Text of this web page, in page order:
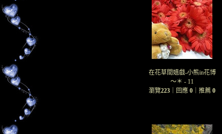
在花草間嬉戲-小熊in花博
～＊ - 11
瀏覽223 ｜回應 0 ｜推薦 0